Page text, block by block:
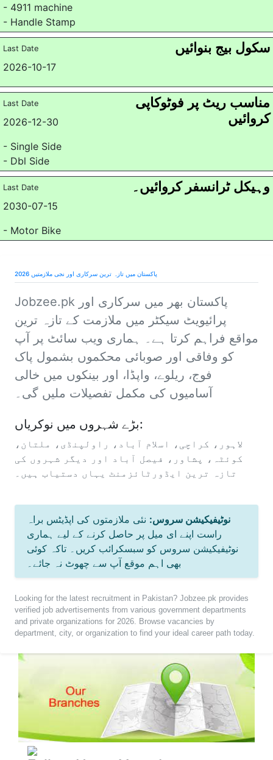
- 4911 machine
- Handle Stamp
Last Date
2026-10-17
سکول بیج بنوائیں
Last Date
2026-12-30
مناسب ریٹ پر فوٹوکاپی
کروائیں
- Single Side
- Dbl Side
Last Date
2030-07-15
وہیکل ٹرانسفر کروائیں۔
- Motor Bike
پاکستان میں تازہ ترین سرکاری اور نجی ملازمتیں 2026
Jobzee.pk
پرائیویٹ سیکٹر میں ملازمت کے تازہ ترین
مواقع فراہم کرتا ہے۔ ہماری ویب سائٹ پر آپ
کو وفاقی اور صوبائی محکموں بشمول پاک
فوج، ریلوے، واپڈا، اور بینکوں میں خالی
آسامیوں کی مکمل تفصیلات ملیں گی۔
بڑے شہروں میں نوکریاں:
لاہور، کراچی، اسلام آباد، راولپنڈی، ملتان،
کوئٹہ، پشاور، فیصل آباد اور دیگر شہروں کی
تازہ ترین ایڈورٹائزمنٹ یہاں دستیاب ہیں۔
نوٹیفیکیشن سروس: نئی ملازمتوں کی اپڈیٹس براہ
راست اپنے ای میل پر حاصل کرنے کے لیے ہماری
نوٹیفیکیشن سروس کو سبسکرائب کریں۔ تاکہ کوئی
بھی اہم موقع آپ سے چھوٹ نہ جائے۔
Looking for the latest recruitment in Pakistan? Jobzee.pk provides
verified job advertisements from various government departments
and private organizations for 2026. Browse vacancies by
department, city, or organization to find your ideal career path today.